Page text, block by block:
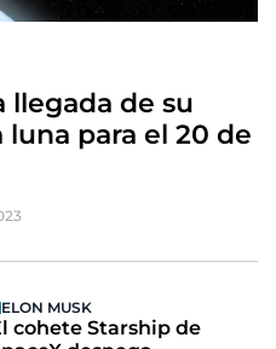
llegada de su
para el 20 de
ELON MUSK
cohete Starship de